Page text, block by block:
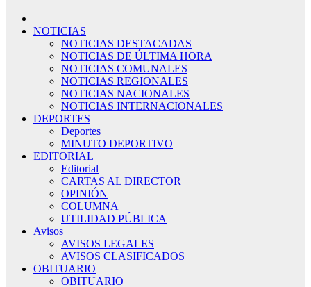
NOTICIAS
NOTICIAS DESTACADAS
NOTICIAS DE ÚLTIMA HORA
NOTICIAS COMUNALES
NOTICIAS REGIONALES
NOTICIAS NACIONALES
NOTICIAS INTERNACIONALES
DEPORTES
Deportes
MINUTO DEPORTIVO
EDITORIAL
Editorial
CARTAS AL DIRECTOR
OPINIÓN
COLUMNA
UTILIDAD PÚBLICA
Avisos
AVISOS LEGALES
AVISOS CLASIFICADOS
OBITUARIO
OBITUARIO